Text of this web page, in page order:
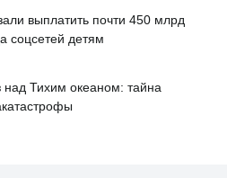
выплатить почти 450 млрд
соцсетей детям
над Тихим океаном: тайна